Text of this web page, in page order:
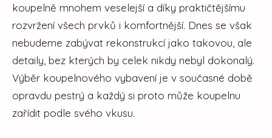
koupelně mnohem veselejší a díky praktičtějšímu
rozvržení všech prvků i komfortnější. Dnes se však
nebudeme zabývat rekonstrukcí jako takovou, ale
detaily, bez kterých by celek nikdy nebyl dokonalý.
Výběr koupelnového vybavení je v současné době
opravdu pestrý a každý si proto může koupelnu
zařídit podle svého vkusu.